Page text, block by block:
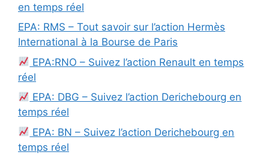
en temps réel
EPA: RMS – Tout savoir sur l’action Hermès
International à la Bourse de Paris
EPA:RNO – Suivez l’action Renault en temps
réel
EPA: DBG – Suivez l’action Derichebourg en
temps réel
EPA: BN – Suivez l’action Derichebourg en
temps réel